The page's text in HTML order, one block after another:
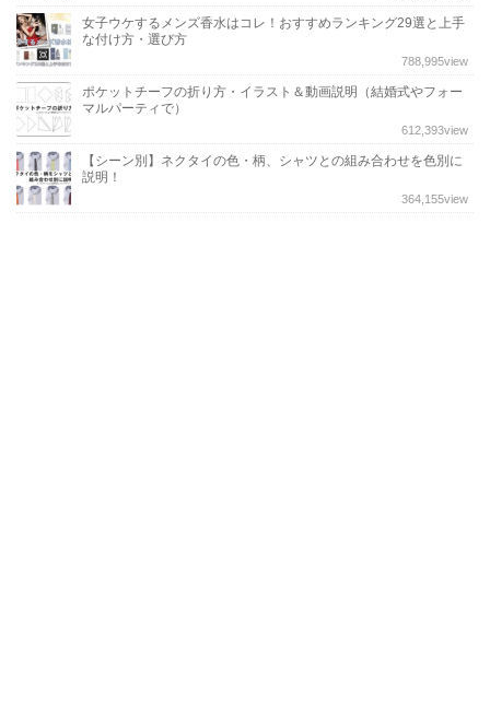
女子ウケするメンズ香水はコレ！おすすめランキング29選と上手
な付け方・選び方
788,995view
ポケットチーフの折り方・イラスト＆動画説明（結婚式やフォー
マルパーティで）
612,393view
【シーン別】ネクタイの色・柄、シャツとの組み合わせを色別に
説明！
364,155view